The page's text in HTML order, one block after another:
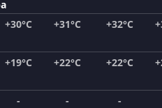
+30°C +31°C +32°C
+19°C +22°C +22°C
- - -